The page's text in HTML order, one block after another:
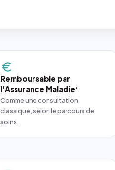
Remboursable par
l'Assurance Maladie*
Comme une consultation
classique, selon le parcours de
soins.